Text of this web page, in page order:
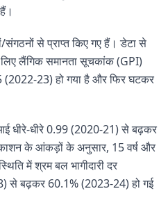
संगठनों से प्राप्त किए गए हैं। डेटा से
लैंगिक समानता सूचकांक (GPI)
23) हो गया है और फिर घटकर
धीरे-धीरे 0.99 (2020-21) से बढ़कर
के आंकड़ों के अनुसार, 15 वर्ष और
में श्रम बल भागीदारी दर
से बढ़कर 60.1% (2023-24) हो गई